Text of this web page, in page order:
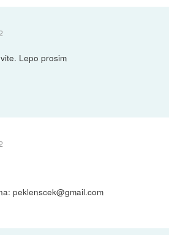
Lepo prosim
peklenscek@gmail.com